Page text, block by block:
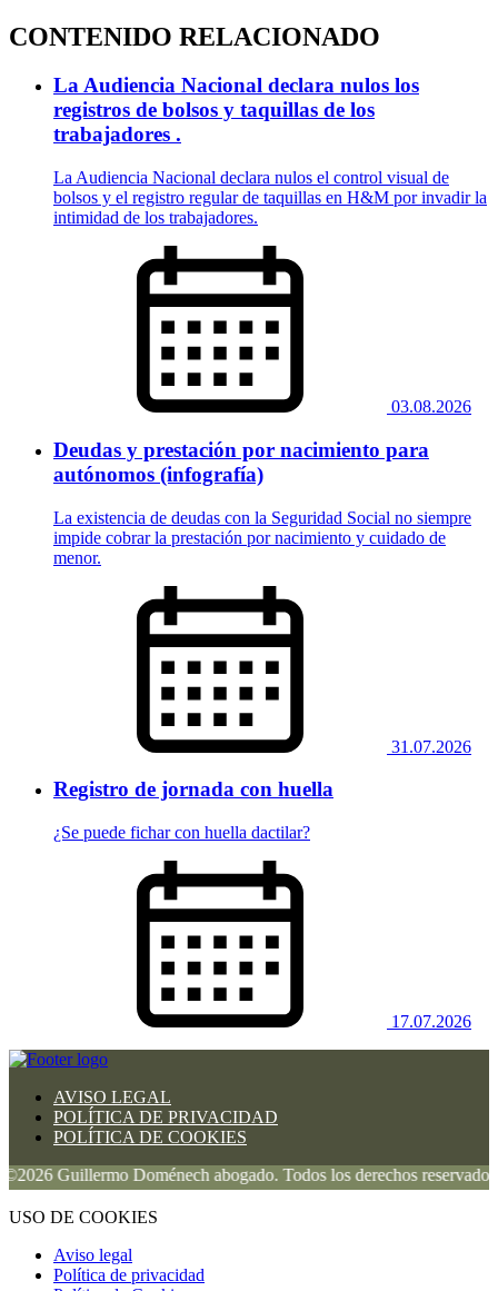
CONTENIDO RELACIONADO
La Audiencia Nacional declara nulos los
registros de bolsos y taquillas de los
trabajadores .
La Audiencia Nacional declara nulos el control visual de
bolsos y el registro regular de taquillas en H&M por invadir la
intimidad de los trabajadores.
03.08.2026
Deudas y prestación por nacimiento para
autónomos (infografía)
La existencia de deudas con la Seguridad Social no siempre
impide cobrar la prestación por nacimiento y cuidado de
menor.
31.07.2026
Registro de jornada con huella
¿Se puede fichar con huella dactilar?
17.07.2026
AVISO LEGAL
POLÍTICA DE PRIVACIDAD
POLÍTICA DE COOKIES
Guillermo Doménech abogado. Todos los derechos reservados.
USO DE COOKIES
Aviso legal
Política de privacidad